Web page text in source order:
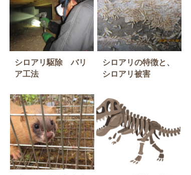
シロアリ駆除 バリ
ア工法
シロアリの特徴と、
シロアリ被害